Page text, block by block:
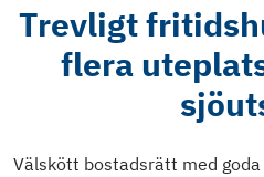
Trevligt
flera
Välskött bostadsrätt med